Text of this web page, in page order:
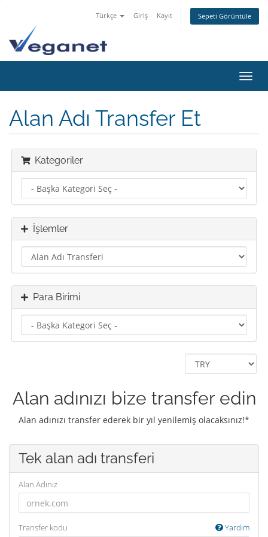
Türkçe Giriş Kayıt Sepeti Görüntüle
Alan Adı Transfer Et
Kategoriler
İşlemler
Para Birimi
Alan adınızı bize transfer edin
Alan adınızı transfer ederek bir yıl yenilemiş olacaksınız!*
Tek alan adı transferi
Alan Adınız
Transfer kodu Yardım